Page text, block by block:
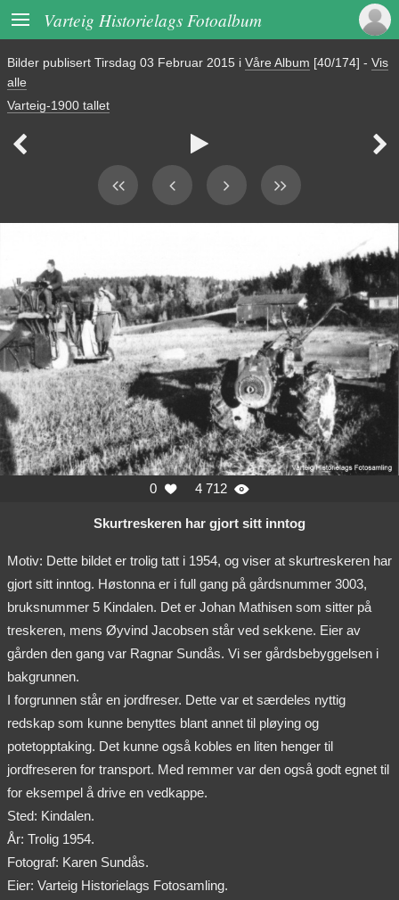
 Varteig Historielags Fotoalbum
Bilder publisert Tirsdag 03 Februar 2015 i Våre Album [40/174] - Vis
alle
Varteig-1900 tallet
  
0  4 712 
Skurtreskeren har gjort sitt inntog
Motiv: Dette bildet er trolig tatt i 1954, og viser at skurtreskeren har
gjort sitt inntog. Høstonna er i full gang på gårdsnummer 3003,
bruksnummer 5 Kindalen. Det er Johan Mathisen som sitter på
treskeren, mens Øyvind Jacobsen står ved sekkene. Eier av
gården den gang var Ragnar Sundås. Vi ser gårdsbebyggelsen i
bakgrunnen.
I forgrunnen står en jordfreser. Dette var et særdeles nyttig
redskap som kunne benyttes blant annet til pløying og
potetopptaking. Det kunne også kobles en liten henger til
jordfreseren for transport. Med remmer var den også godt egnet til
for eksempel å drive en vedkappe.
Sted: Kindalen.
År: Trolig 1954.
Fotograf: Karen Sundås.
Eier: Varteig Historielags Fotosamling.